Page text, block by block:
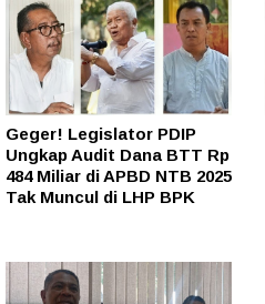
Geger! Legislator PDIP
Ungkap Audit Dana BTT Rp
484 Miliar di APBD NTB 2025
Tak Muncul di LHP BPK